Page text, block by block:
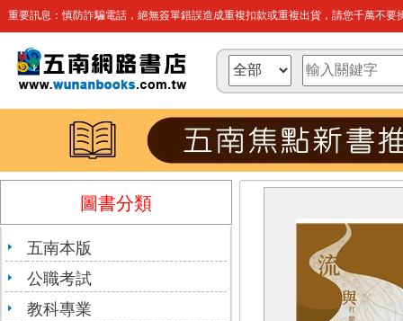
重要訊息：慎防詐騙電話，絕無簽單錯誤造成重複扣款或重複出貨，請您千萬不要
圖書分類
五南本版
公職考試
教科專業